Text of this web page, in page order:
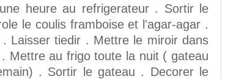
heure au refrigerateur . Sortir le
le coulis framboise et l'agar-agar .
Laisser tiedir . Mettre le miroir dans
Mettre au frigo toute la nuit ( gateau
. Sortir le gateau . Decorer le